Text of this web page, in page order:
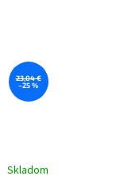
23,04 €
–25 %
Skladom